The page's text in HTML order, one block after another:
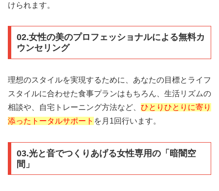
けられます。
02.女性の美のプロフェッショナルによる無料カ
ウンセリング
理想のスタイルを実現するために、あなたの目標とライフ
スタイルに合わせた食事プランはもちろん、生活リズムの
相談や、自宅トレーニング方法など、 ひとりひとりに寄り
添ったトータルサポート を月1回行います。
03.光と音でつくりあげる女性専用の「暗闇空
間」